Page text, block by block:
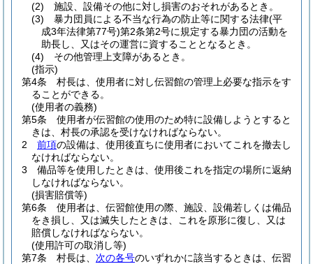
(2)
施設、設備その他に対し損害のおそれがあるとき。
(3)
暴力団員による不当な行為の防止等に関する法律(平
成3年法律第77号)第2条第2号に規定する暴力団の活動を
助長し、又はその運営に資することとなるとき。
(4)
その他管理上支障があるとき。
(指示)
第4条
村長は、使用者に対し伝習館の管理上必要な指示をす
ることができる。
(使用者の義務)
第5条
使用者が伝習館の使用のため特に設備しようとすると
きは、村長の承認を受けなければならない。
2
前項の設備は、使用後直ちに使用者においてこれを撤去し
なければならない。
3
備品等を使用したときは、使用後これを指定の場所に返納
しなければならない。
(損害賠償等)
第6条
使用者は、伝習館使用の際、施設、設備若しくは備品
をき損し、又は滅失したときは、これを原形に復し、又は
賠償しなければならない。
(使用許可の取消し等)
第7条
村長は、 次の各号のいずれかに該当するときは、伝習